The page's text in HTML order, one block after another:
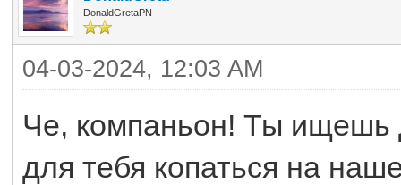
DonaldGretaPN
04-03-2024, 12:03 AM
Че, компаньон! Ты ищешь
для тебя копаться на